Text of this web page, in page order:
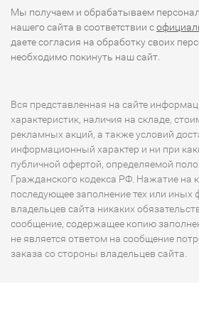
Мы получаем и обрабатываем
нашего сайта в соответствии с
даете согласия на обработку своих
необходимо покинуть наш сайт.
Вся представленная на сайте
характеристик, наличия на складе,
рекламных акций, а также условий
информационный характер и ни при
публичной офертой, определяемой
Гражданского кодекса РФ. Нажатие на
последующее заполнение тех или иных
владельцев сайта никаких
сообщение, содержащее копию
не является ответом на сообщение
заказа со стороны владельцев сайта.